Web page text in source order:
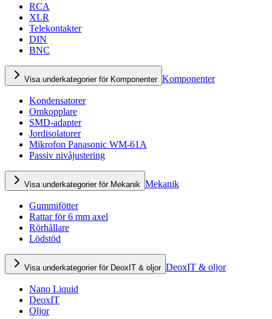
RCA
XLR
Telekontakter
DIN
BNC
Visa underkategorier för Komponenter Komponenter
Kondensatorer
Omkopplare
SMD-adapter
Jordisolatorer
Mikrofon Panasonic WM-61A
Passiv nivåjustering
Visa underkategorier för Mekanik Mekanik
Gummifötter
Rattar för 6 mm axel
Rörhållare
Lödstöd
Visa underkategorier för DeoxIT & oljor DeoxIT & oljor
Nano Liquid
DeoxIT
Oljor